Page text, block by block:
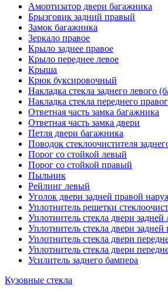
Амортизатор двери багажника
Брызговик задний правый
Замок багажника
Зеркало правое
Крыло заднее правое
Крыло переднее левое
Крыша
Крюк буксировочный
Накладка стекла заднего левого
Накладка стекла переднего
Ответная часть замка багажника
Ответная часть замка двери
Петля двери багажника
Поводок стеклоочистителя
Порог со стойкой левый
Порог со стойкой правый
Пыльник
Рейлинг левый
Уголок двери задней правой
Уплотнитель решетки
Уплотнитель стекла двери задней
Уплотнитель стекла двери задней
Уплотнитель стекла двери
Уплотнитель стекла двери
Усилитель заднего бампера
Кузовные стекла